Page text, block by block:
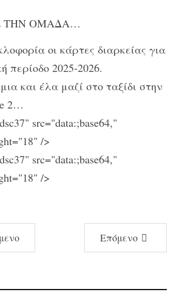
ΤΗΝ ΟΜΑΔΑ…
οι κάρτες διαρκείας για
περίοδο 2025-2026.
και έλα μαζί στο ταξίδι στην
2…
src="data:;base64,"
/>
src="data:;base64,"
/>
Επόμενο